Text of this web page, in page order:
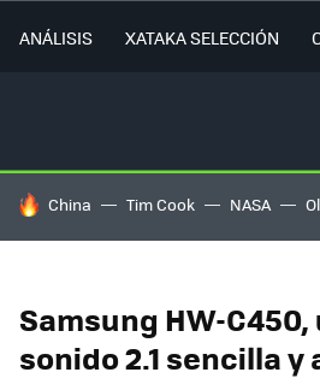
ANÁLISIS XATAKA SELECCIÓN
HOY SE HABLA DE
China Tim Cook NASA
Samsung HW-
sonido 2.1 sencilla